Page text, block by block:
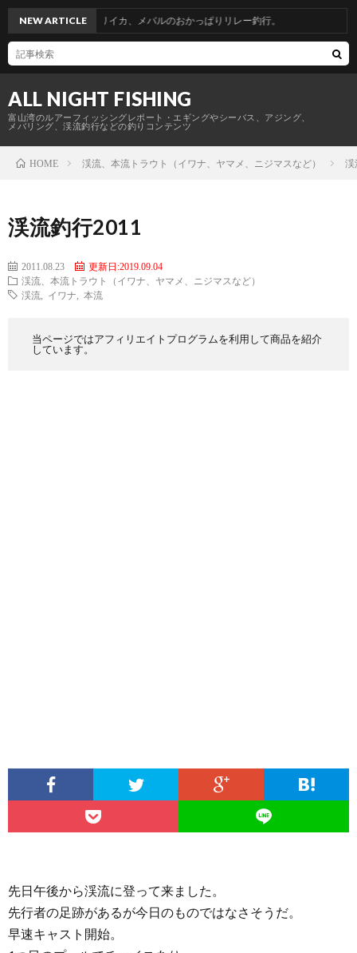
ALL NIGHT FISHING
富山湾のルアーフィッシングレポート・エギングやシーバス、アジング、
メバリング、渓流釣行などの釣りコンテンツ
NEW ARTICLE
らのヤリイカ、メバルのおかっぱりリレー釣行。
HOME 渓流、本流トラウト（イワナ、ヤマメ、ニジマスなど） 渓
渓流釣行2011
2011.08.23
更新日:2019.09.04
渓流、本流トラウト（イワナ、ヤマメ、ニジマスなど）
渓流
イワナ 本流
当ページではアフィリエイトプログラムを利用して商品を紹介
しています。
先日午後から渓流に登って来ました。
先行者の足跡があるが今日のものではなさそうだ。
早速キャスト開始。